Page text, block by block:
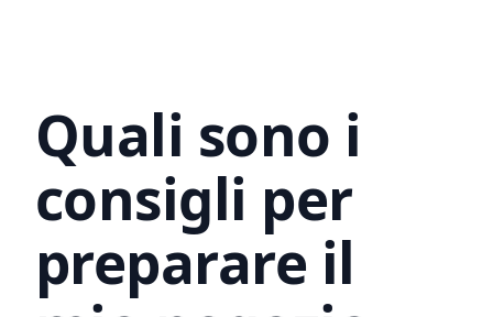
perfetta per approfondire l'immagine e la
narrazione del tuo marchio.